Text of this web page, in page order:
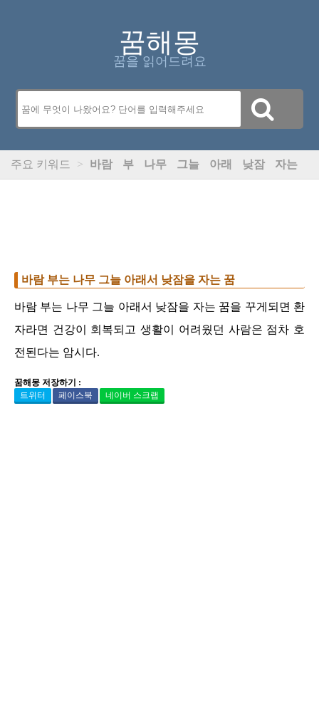
꿈해몽
꿈을 읽어드려요
주요 키워드 > 바람 부 나무 그늘 아래 낮잠 자는
바람 부는 나무 그늘 아래서 낮잠을 자는 꿈
바람 부는 나무 그늘 아래서 낮잠을 자는 꿈을 꾸게되면 환
자라면 건강이 회복되고 생활이 어려웠던 사람은 점차 호
전된다는 암시다.
꿈해몽 저장하기 :
트위터
페이스북 네이버 스크랩